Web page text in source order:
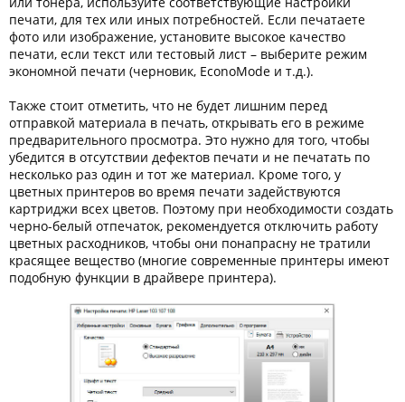
печати, для тех или иных потребностей. Если печатаете
фото или изображение, установите высокое качество
печати, если текст или тестовый лист – выберите режим
экономной печати (черновик, EconoMode и т.д.).
Также стоит отметить, что не будет лишним перед
отправкой материала в печать, открывать его в режиме
предварительного просмотра. Это нужно для того, чтобы
убедится в отсутствии дефектов печати и не печатать по
несколько раз один и тот же материал. Кроме того, у
цветных принтеров во время печати задействуются
картриджи всех цветов. Поэтому при необходимости создать
черно-белый отпечаток, рекомендуется отключить работу
цветных расходников, чтобы они понапрасну не тратили
красящее вещество (многие современные принтеры имеют
подобную функции в драйвере принтера).